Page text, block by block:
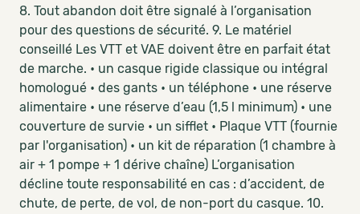
8. Tout abandon doit être signalé à l’organisation
pour des questions de sécurité. 9. Le matériel
conseillé Les VTT et VAE doivent être en parfait état
de marche. • un casque rigide classique ou intégral
homologué • des gants • un téléphone • une réserve
alimentaire • une réserve d’eau (1,5 l minimum) • une
couverture de survie • un sifflet • Plaque VTT (fournie
par l'organisation) • un kit de réparation (1 chambre à
air + 1 pompe + 1 dérive chaîne) L’organisation
décline toute responsabilité en cas : d’accident, de
chute, de perte, de vol, de non-port du casque. 10.